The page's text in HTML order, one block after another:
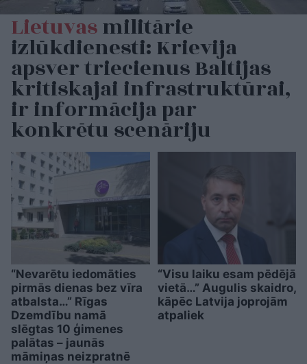
Lietuvasmilitārie
izlūkdienesti: Krievija
apsver triecienus Baltijas
kritiskajai infrastruktūrai,
ir informācija par
konkrētu scenāriju
“Nevarētu iedomāties
pirmās dienas bez vīra
atbalsta…” Rīgas
Dzemdību namā
slēgtas 10 ģimenes
palātas – jaunās
māmiņas neizpratnē
“Visu laiku esam pēdējā
vietā…” Augulis skaidro,
kāpēc Latvija joprojām
atpaliek